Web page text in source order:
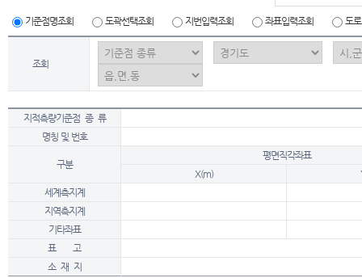
기준점명조회 도곽선택조회 지번입력조회 좌표입력조회 도
조회
지적측량기준점 종 류
명칭 및 번호
구분
평면직각좌표
X(m)
세계측지계
지역측지계
기타좌표
표 고
소 재 지